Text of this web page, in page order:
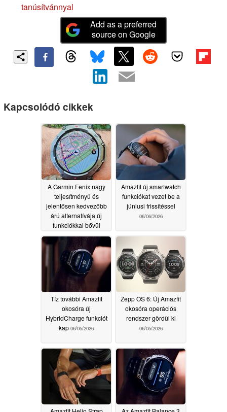
tanúsítvánnyal
Add as a preferred
source on Google
Kapcsolódó cikkek
A Garmin Fenix nagy
teljesítményű és
jelentősen kedvezőbb
árú alternatívája új
funkciókkal bővül
06/08/2026
Amazfit új smartwatch
funkciókat vezet be a
júniusi frissítéssel
06/06/2026
Tíz további Amazfit
okosóra új
HybridCharge funkciót
kap 06/05/2026
Zepp OS 6: Új Amazfit
okosóra operációs
rendszer gördül ki
06/05/2026